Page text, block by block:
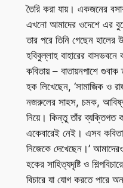
তৈরি করা যায়। একজনের
এখনো আমাদের ওদেশে এর
তার পরে তিনি গেছেন হালের
হবিবুল্লাহ বাহারের
কবিতায় – বাতায়নপাশে গুবাক
হক লিখেছেন, ‘সামাজিক ও
নজরুলের সাহস, চমক,
নিয়ে। কিন্তু তাঁর ব্যক্তিগত
একেবারেই নেই। এসব
নিজেকে দেখেছেন।’
হকের সাহিত্যদৃষ্টি ও
বিচারে যা যোগ করতে পারে